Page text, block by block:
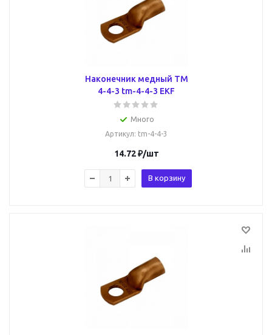
Наконечник медный ТМ
4-4-3 tm-4-4-3 EKF
Много
Артикул: tm-4-4-3
14.72₽/шт
В корзину